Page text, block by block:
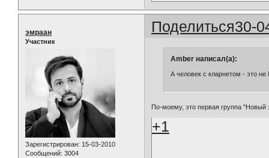
Поделиться30-
эмраан
Участник
Зарегистрирован: 15-03-2010
Сообщений: 3004
Amber написал(а):
А человек с кларнетом - это
По-моему, это первая группа "Новый
+1